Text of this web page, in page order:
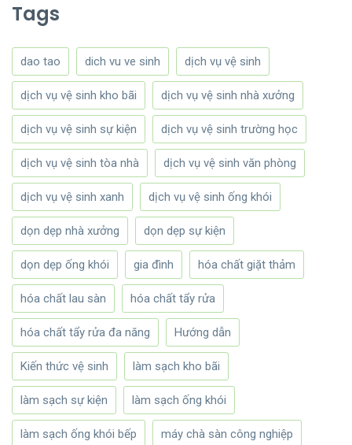
Tags
dao tao dich vu ve sinh dịch vụ vệ sinh
dịch vụ vệ sinh kho bãi dịch vụ vệ sinh nhà xưởng
dịch vụ vệ sinh sự kiện dịch vụ vệ sinh trường học
dịch vụ vệ sinh tòa nhà dịch vụ vệ sinh văn phòng
dịch vụ vệ sinh xanh dịch vụ vệ sinh ống khói
dọn dẹp nhà xưởng dọn dẹp sự kiện
dọn dẹp ống khói gia đình hóa chất giặt thảm
hóa chất lau sàn hóa chất tẩy rửa
hóa chất tẩy rửa đa năng Hướng dẫn
Kiến thức vệ sinh làm sạch kho bãi
làm sạch sự kiện làm sạch ống khói
làm sạch ống khói bếp máy chà sàn công nghiệp